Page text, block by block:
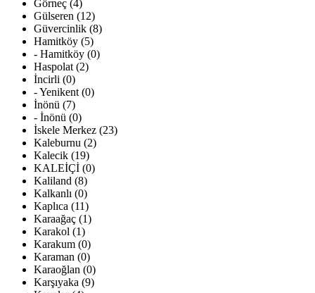
Görneç (4)
Gülseren (12)
Güvercinlik (8)
Hamitköy (5)
- Hamitköy (0)
Haspolat (2)
İncirli (0)
- Yenikent (0)
İnönü (7)
- İnönü (0)
İskele Merkez (23)
Kaleburnu (2)
Kalecik (19)
KALEİÇİ (0)
Kaliland (8)
Kalkanlı (0)
Kaplıca (11)
Karaağaç (1)
Karakol (1)
Karakum (0)
Karaman (0)
Karaoğlan (0)
Karşıyaka (9)